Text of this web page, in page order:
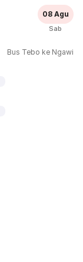
08 Agu
Sab
Bus Tebo ke Ngawi